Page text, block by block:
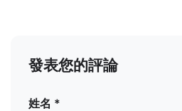
發表您的評論
姓名 *